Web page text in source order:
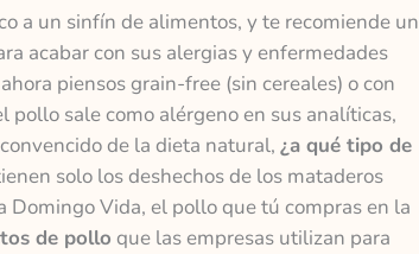
a un sinfín de alimentos, y te recomiende un
acabar con sus alergias y enfermedades
piensos grain-free (sin cereales) o con
sale como alérgeno en sus analíticas,
de la dieta natural, ¿a qué tipo de
solo los deshechos de los mataderos
Domingo Vida, el pollo que tú compras en la
de pollo que las empresas utilizan para